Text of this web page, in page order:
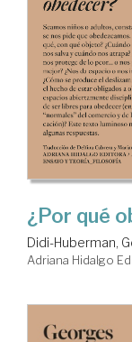
¿Por qué
Didi-Huberman,
Adriana Hidalgo